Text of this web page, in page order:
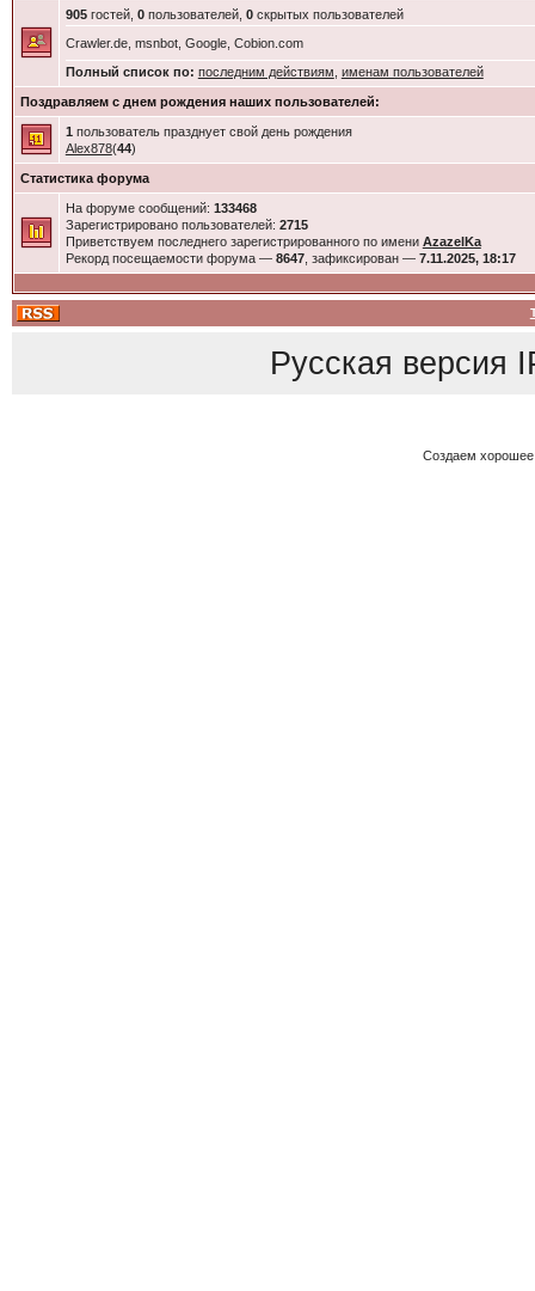
905гостей, 0пользователей, 0скрытых пользователей
Crawler.de, msnbot, Google, Cobion.com
Полный список по: последним действиям именам пользователей
Поздравляем с днем рождения наших пользователей:
1 пользователь празднует свой день рождения
Alex878(44)
Статистика форума
На форуме сообщений: 133468
Зарегистрировано пользователей: 2715
Приветствуем последнего зарегистрированного по имени AzazelKa
Рекорд посещаемости форума — 8647, зафиксирован — 7.11.2025, 18:17
Русская версия
Создаем